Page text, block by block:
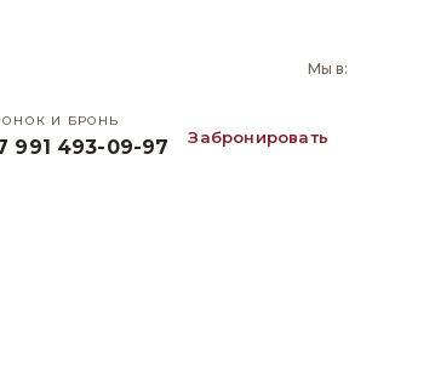
Мы в:
И БРОНЬ
991 493-09-97 Забронировать